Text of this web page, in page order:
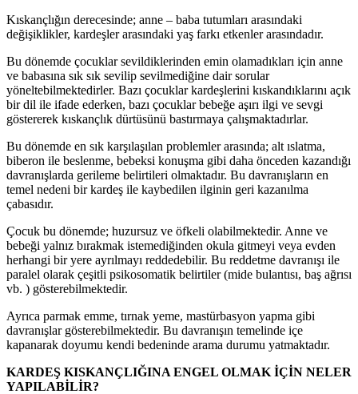
Kıskançlığın derecesinde; anne – baba tutumları arasındaki
değişiklikler, kardeşler arasındaki yaş farkı etkenler arasındadır.
Bu dönemde çocuklar sevildiklerinden emin olamadıkları için anne
ve babasına sık sık sevilip sevilmediğine dair sorular
yöneltebilmektedirler. Bazı çocuklar kardeşlerini kıskandıklarını açık
bir dil ile ifade ederken, bazı çocuklar bebeğe aşırı ilgi ve sevgi
göstererek kıskançlık dürtüsünü bastırmaya çalışmaktadırlar.
Bu dönemde en sık karşılaşılan problemler arasında; alt ıslatma,
biberon ile beslenme, bebeksi konuşma gibi daha önceden kazandığı
davranışlarda gerileme belirtileri olmaktadır. Bu davranışların en
temel nedeni bir kardeş ile kaybedilen ilginin geri kazanılma
çabasıdır.
Çocuk bu dönemde; huzursuz ve öfkeli olabilmektedir. Anne ve
bebeği yalnız bırakmak istemediğinden okula gitmeyi veya evden
herhangi bir yere ayrılmayı reddedebilir. Bu reddetme davranışı ile
paralel olarak çeşitli psikosomatik belirtiler (mide bulantısı, baş ağrısı
vb. ) gösterebilmektedir.
Ayrıca parmak emme, tırnak yeme, mastürbasyon yapma gibi
davranışlar gösterebilmektedir. Bu davranışın temelinde içe
kapanarak doyumu kendi bedeninde arama durumu yatmaktadır.
KARDEŞ KISKANÇLIĞINA ENGEL OLMAK İÇİN NELER
YAPILABİLİR?